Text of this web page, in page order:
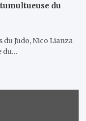
du
Judo, Nico Lianza
du…